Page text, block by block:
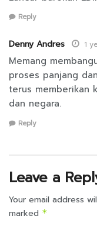
Reply
Denny Andres 1
Memang
proses panjang
terus memberikan
dan negara.
Reply
Leave a
Your email address
marked *